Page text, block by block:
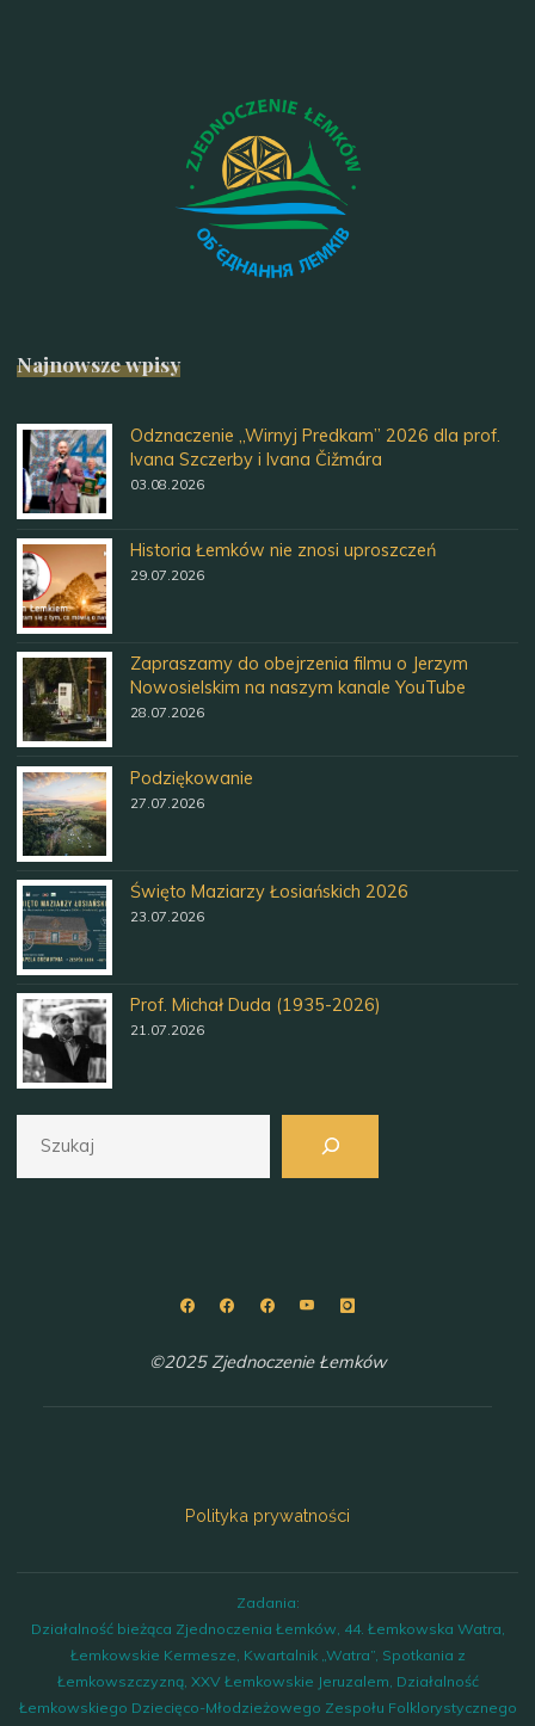
Najnowsze wpisy
Odznaczenie „Wirnyj Predkam” 2026 dla prof.
Ivana Szczerby i Ivana Čižmára
03.08.2026
Historia Łemków nie znosi uproszczeń
29.07.2026
Zapraszamy do obejrzenia filmu o Jerzym
Nowosielskim na naszym kanale YouTube
28.07.2026
Podziękowanie
27.07.2026
Święto Maziarzy Łosiańskich 2026
23.07.2026
Prof. Michał Duda (1935-2026)
21.07.2026
©2025 Zjednoczenie Łemków
Polityka prywatności
Zadania:
Działalność bieżąca Zjednoczenia Łemków, 44. Łemkowska Watra,
Łemkowskie Kermesze, Kwartalnik „Watra”, Spotkania z
Łemkowszczyzną, XXV Łemkowskie Jeruzalem, Działalność
Łemkowskiego Dziecięco-Młodzieżowego Zespołu Folklorystycznego